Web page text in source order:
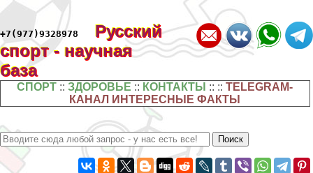
+7(977)9328978
Русский
спорт - научная
база
СПОРТ ::ЗДОРОВЬЕ :: КОНТАКТЫ :: ::TELEGRAM-
КАНАЛ ИНТЕРЕСНЫЕ ФАКТЫ